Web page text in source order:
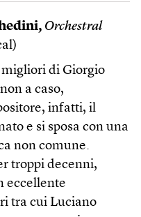
Orchestral
di Giorgio
a caso,
infatti, il
e si sposa con una
non comune.
troppi decenni,
eccellente
tra cui Luciano